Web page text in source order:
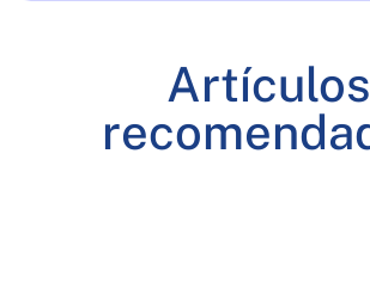
Artículos